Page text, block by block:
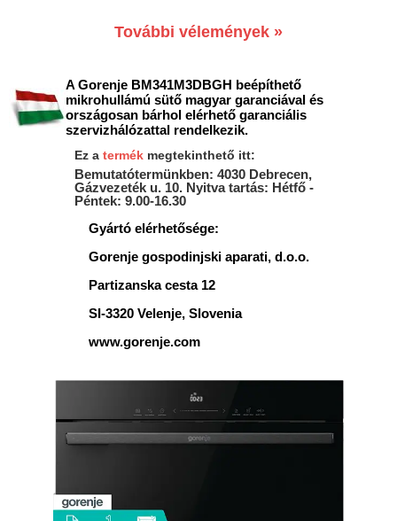
További vélemények »
A Gorenje BM341M3DBGH beépíthető
mikrohullámú sütő magyar garanciával és
országosan bárhol elérhető garanciális
szervizhálózattal rendelkezik.
Ez a termék megtekinthető itt:
Bemutatótermünkben: 4030 Debrecen,
Gázvezeték u. 10. Nyitva tartás: Hétfő -
Péntek: 9.00-16.30
Gyártó elérhetősége:
Gorenje gospodinjski aparati, d.o.o.
Partizanska cesta 12
SI-3320 Velenje, Slovenia
www.gorenje.com